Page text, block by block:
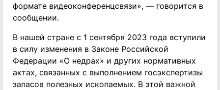
формате видеоконференцсвязи», — говорится в
сообщении.
В нашей стране с 1 сентября 2023 года вступили
в силу изменения в Законе Российской
Федерации «О недрах» и других нормативных
актах, связанных с выполнением госэкспертизы
запасов полезных ископаемых. В этой важной